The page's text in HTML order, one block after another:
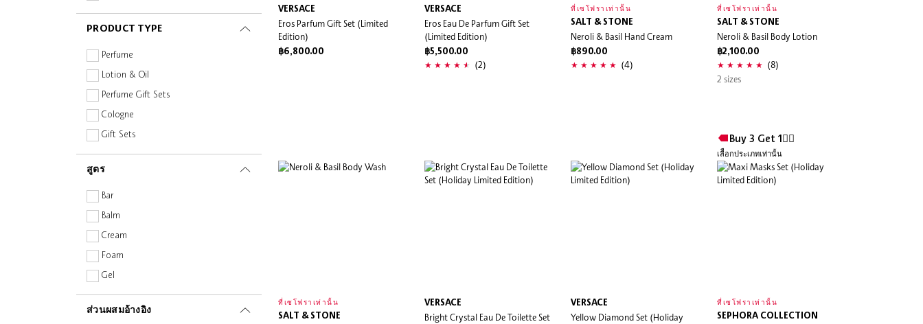
Salt & Stone
Tom Ford Beauty
PRODUCT TYPE
Perfume
Lotion & Oil
Perfume Gift Sets
Cologne
Gift Sets
สูตร
Bar
Balm
Cream
Foam
Gel
Lotion
Oil
ส่วนผสมอ้างอิง
VERSACE
Eros Parfum Gift Set (Limited
Edition)
฿6,800.00
VERSACE
Eros Eau De Parfum Gift Set
(Limited Edition)
฿5,500.00
(2)
ที่เซโฟราเท่านั้น
SALT & STONE
Neroli & Basil Hand Cream
฿890.00
(4)
ที่เซโฟราเท่านั้น
SALT & STONE
Neroli & Basil Body Lotion
฿2,100.00
(8)
2 sizes
ที่เซโฟราเท่านั้น
SALT & STONE
VERSACE
Bright Crystal Eau De Toilette Set
VERSACE
Yellow Diamond Set (Holiday
Buy 3 Get 1❤️‍🔥
เลืือกประเภทเท่านั้น
ที่เซโฟราเท่านั้น
SEPHORA COLLECTION